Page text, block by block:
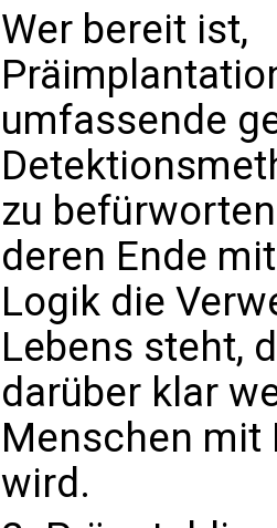
Wer bereit ist,
umfassende
zu
deren Ende
Logik die
Lebens steht,
darüber klar
Menschen mit
wird.